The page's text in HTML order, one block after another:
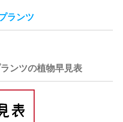
ランツ
ンツの植物早見表